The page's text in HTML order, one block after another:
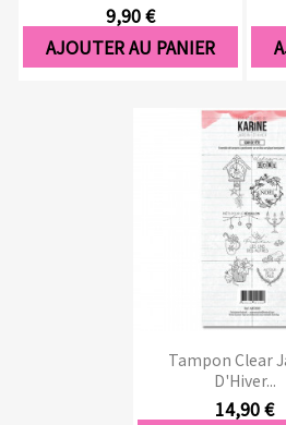
9,90 €
AJOUTER AU PANIER
Tampon Clear
D'Hiver...
14,90 €